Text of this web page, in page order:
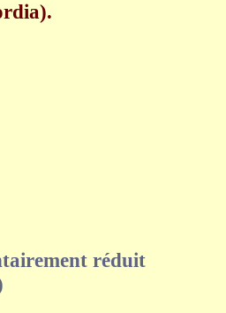
réduit